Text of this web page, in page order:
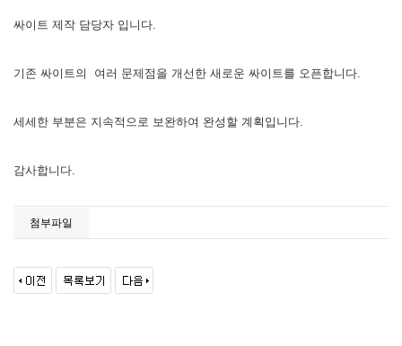
싸이트 제작 담당자 입니다.
기존 싸이트의 여러 문제점을 개선한 새로운 싸이트를 오픈합니다.
세세한 부분은 지속적으로 보완하여 완성할 계획입니다.
감사합니다.
첨부파일